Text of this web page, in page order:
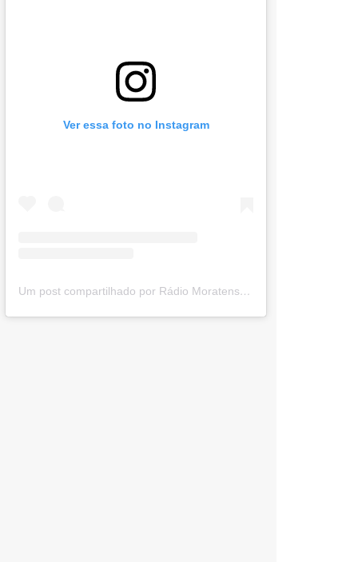
Ver essa foto no Instagram
Um post compartilhado por Rádio Moratense (@radio_moratense)